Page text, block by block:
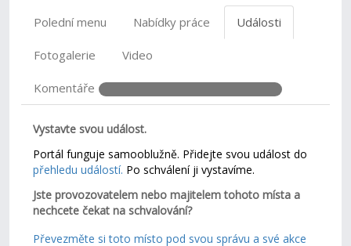
Polední menu Nabídky práce Události
Fotogalerie Video
Komentáře
Vystavte svou událost.
Portál funguje samooblužně. Přidejte svou událost do
přehledu událostí. Po schválení ji vystavíme.
Jste provozovatelem nebo majitelem tohoto místa a
nechcete čekat na schvalování?
Převezměte si toto místo pod svou správu a své akce